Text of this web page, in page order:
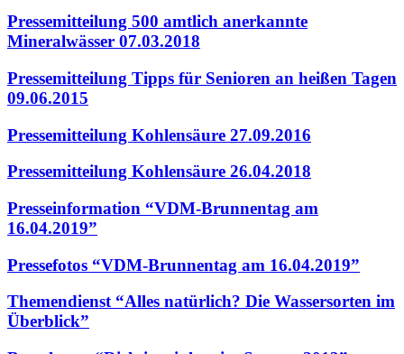
Pressemitteilung 500 amtlich anerkannte
Mineralwässer 07.03.2018
Pressemitteilung Tipps für Senioren an heißen Tagen
09.06.2015
Pressemitteilung Kohlensäure 27.09.2016
Pressemitteilung Kohlensäure 26.04.2018
Presseinformation “VDM-Brunnentag am
16.04.2019”
Pressefotos “VDM-Brunnentag am 16.04.2019”
Themendienst “Alles natürlich? Die Wassersorten im
Überblick”